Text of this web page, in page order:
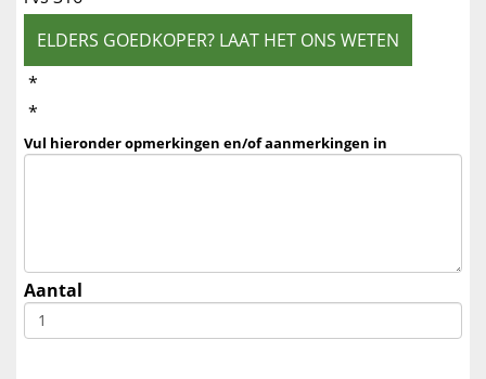
ELDERS GOEDKOPER? LAAT HET ONS WETEN
*
*
Vul hieronder opmerkingen en/of aanmerkingen in
Aantal